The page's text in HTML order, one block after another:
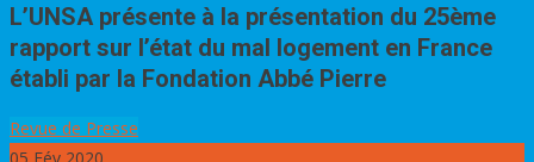
L’UNSA présente à la présentation du 25ème
rapport sur l’état du mal logement en France
établi par la Fondation Abbé Pierre
Revue de Presse